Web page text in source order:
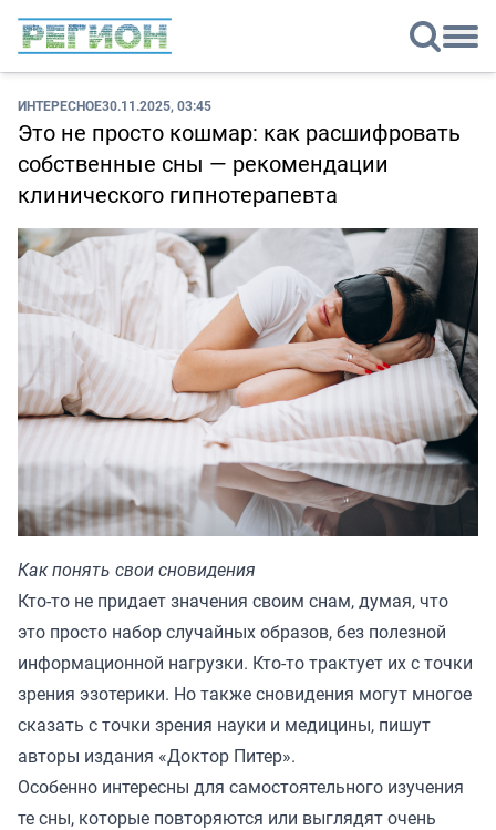
ИНТЕРЕСНОЕ30.11.2025, 03:45
Это не просто кошмар: как расшифровать
собственные сны — рекомендации
клинического гипнотерапевта
Как понять свои сновидения
Кто-то не придает значения своим снам, думая, что
это просто набор случайных образов, без полезной
информационной нагрузки. Кто-то трактует их с точки
зрения эзотерики. Но также сновидения могут многое
сказать с точки зрения науки и медицины, пишут
авторы издания «Доктор Питер».
Особенно интересны для самостоятельного изучения
те сны, которые повторяются или выглядят очень